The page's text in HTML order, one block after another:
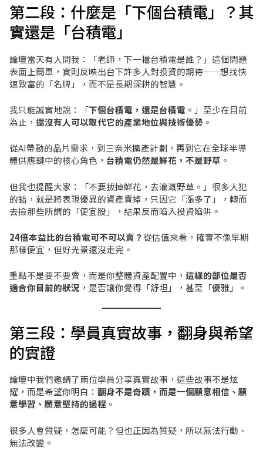
第二段：什麼是「下個台積電」？其
實還是「台積電」
論壇當天有人問我：「老師，下一檔台積電是誰？」這個問題
表面上簡單，實則反映出台下許多人對投資的期待——想找快
速致富的「名牌」，而不是長期深耕的智慧。
我只能誠實地說：「下個台積電，還是台積電 。」至少在目前
為止， 還沒有人可以取代它的產業地位與技術優勢。
從AI帶動的晶片需求，到三奈米擴產計劃，再到它在全球半導
體供應鏈中的核心角色， 台積電仍然是鮮花，不是野草 。
但我也提醒大家：「不要拔掉鮮花，去灌溉野草。」很多人犯
的錯，就是將表現優異的資產賣掉，只因它「漲多了」，轉而
去撿那些所謂的「便宜股」，結果反而陷入投資陷阱。
24倍本益比的台積電可不可以賣？ 從估值來看，確實不像早期
那樣便宜，但好光景還沒走完。
重點不是要不要賣，而是你整體資產配置中， 這樣的部位是否
適合你目前的狀況 ，是否讓你覺得「舒坦」，甚至「優雅」。
第三段：學員真實故事，翻身與希望
的實證
論壇中我們邀請了兩位學員分享真實故事，這些故事不是炫
耀，而是希望你明白： 翻身不是奇蹟，而是一個願意相信、願
意學習、願意堅持的過程 。
很多人會質疑，怎麼可能？但也正因為質疑，所以無法行動、
無法改變。